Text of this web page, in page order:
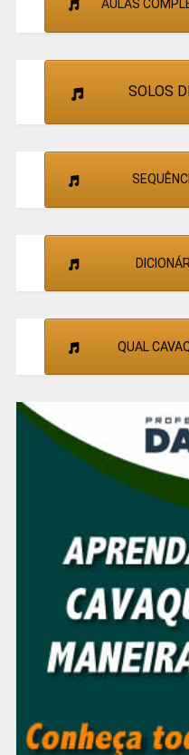
AULAS
SOLOS
QUAL